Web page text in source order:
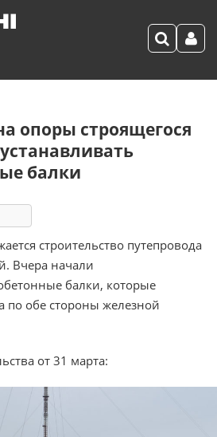
опоры строящегося
балки
строительство путепровода
Вчера начали
балки, которые
по обе стороны железной
от 31 марта: